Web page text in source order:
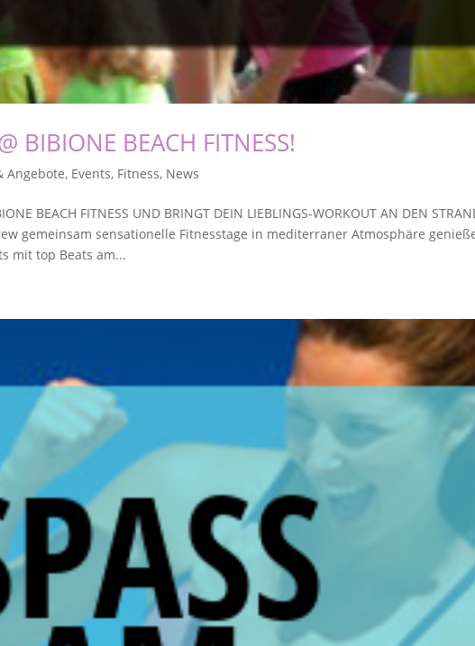
BIBIONE BEACH FITNESS!
Angebote, Events, Fitness, News
BEACH FITNESS UND BRINGT DEIN LIEBLINGS-WORKOUT AN DEN
gemeinsam sensationelle Fitnesstage in mediterraner Atmosphäre
mit top Beats am...